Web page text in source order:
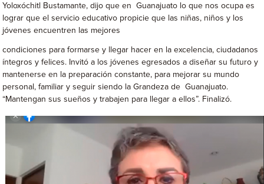
Yoloxóchitl Bustamante, dijo que en Guanajuato lo que nos ocupa es
lograr que el servicio educativo propicie que las niñas, niños y los
jóvenes encuentren las mejores
condiciones para formarse y llegar hacer en la excelencia, ciudadanos
íntegros y felices. Invitó a los jóvenes egresados a diseñar su futuro y
mantenerse en la preparación constante, para mejorar su mundo
personal, familiar y seguir siendo la Grandeza de Guanajuato.
“Mantengan sus sueños y trabajen para llegar a ellos”. Finalizó.